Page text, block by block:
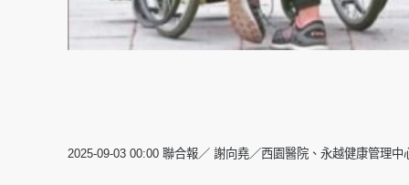
2025-09-03 00:00 聯合報／ 謝向堯／西園醫院、永越健康管理中